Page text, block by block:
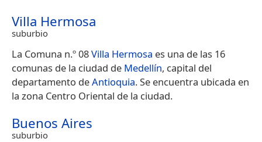
Villa Hermosa
suburbio
La Comuna n.º 08Villa Hermosa es una de las 16
comunas de la ciudad de Medellín, capital del
departamento deAntioquia. Se encuentra ubicada en
la zona Centro Oriental de la ciudad.
Buenos Aires
suburbio